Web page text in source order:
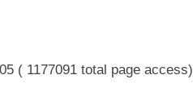
( 1177091 total page access)